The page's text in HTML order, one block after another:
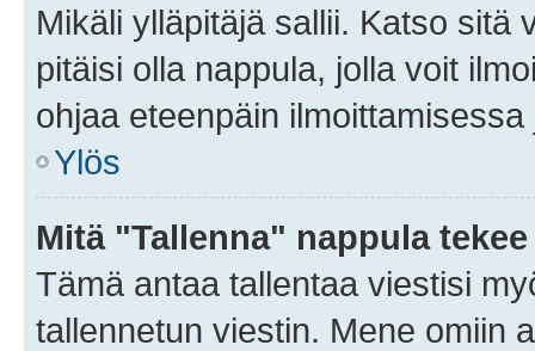
Mikäli ylläpitäjä sallii. Katso sitä
pitäisi olla nappula, jolla voit
ohjaa eteenpäin
Ylös
Mitä "Tallenna" nappula
Tämä antaa tallentaa viestisi
tallennetun viestin. Mene omiin